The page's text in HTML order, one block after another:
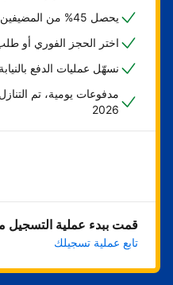
يحصل 45% من المضيفين على حجزهم الأول خلال أسبوع
اختر الحجز الفوري أو
نسهّل عمليات الدفع
مدفوعات يومية، تم
2026
ابدأ
قمت ببدء عملية التسجيل
تابع عملية تسجيلك